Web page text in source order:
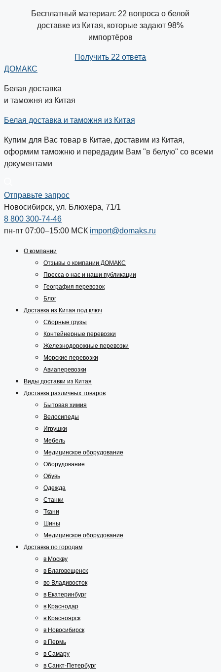
Бесплатный материал: 22 вопроса о белой
доставке из Китая, которые задают 98%
импортёров
Получить 22 ответа
ДОМАКС
Белая доставка
и таможня из Китая
Белая доставка и таможня из Китая
Купим для Вас товар в Китае, доставим из Китая,
оформим таможню и передадим Вам "в белую" со всеми
документами
Отправьте запрос
Новосибирск, ул. Блюхера, 71/1
8 800 300-74-46
пн-пт 07:00–15:00 МСК import@domaks.ru
О компании
Отзывы о компании ДОМАКС
Пресса о нас и наши публикации
География перевозок
Блог
Доставка из Китая под ключ
Сборные грузы
Контейнерные перевозки
Железнодорожные перевозки
Морские перевозки
Авиаперевозки
Виды доставки из Китая
Доставка различных товаров
Бытовая химия
Велосипеды
Игрушки
Мебель
Медицинское оборудование
Оборудование
Обувь
Одежда
Станки
Ткани
Шины
Медицинское оборудование
Доставка по городам
в Москву
в Благовещенск
во Владивосток
в Екатеринбург
в Краснодар
в Красноярск
в Новосибирск
в Пермь
в Самару
в Санкт-Петербург